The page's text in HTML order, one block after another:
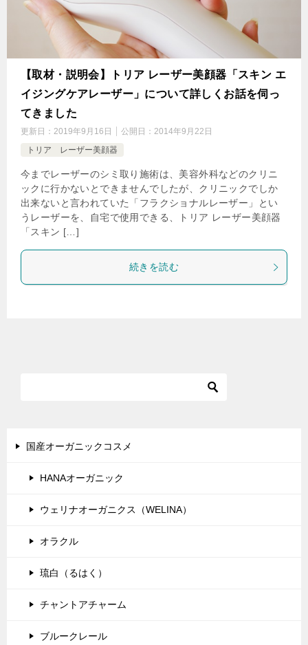
【取材・説明会】トリア レーザー美顔器「スキン エ
イジングケアレーザー」について詳しくお話を伺っ
てきました
更新日： 2019年9月16日 公開日： 2014年9月22日
トリア レーザー美顔器
今までレーザーのシミ取り施術は、美容外科などのクリニ
ックに行かないとできませんでしたが、クリニックでしか
出来ないと言われていた「フラクショナルレーザー」とい
うレーザーを、自宅で使用できる、トリア レーザー美顔器
「スキン […]
続きを読む
国産オーガニックコスメ
HANAオーガニック
ウェリナオーガニクス（WELINA）
オラクル
琉白（るはく）
チャントアチャーム
ブルークレール